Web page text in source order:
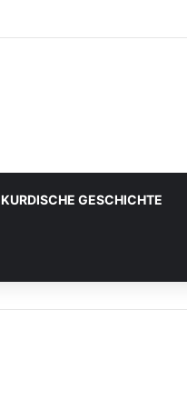
KURDISCHE GESCHICHTE